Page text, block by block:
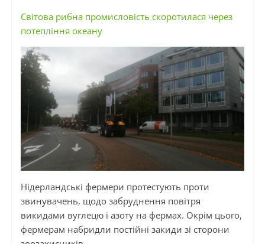
Світова рибна промисловість скоротилася через
потепління океану
Нідерландські фермери протестують проти
звинувачень, щодо забруднення повітря
викидами вуглецю і азоту на фермах. Окрім цього,
фермерам набридли постійні закиди зі сторони